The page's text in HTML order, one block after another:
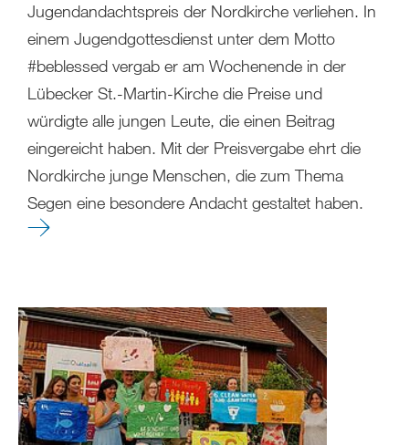
Jugendandachtspreis der Nordkirche verliehen. In
einem Jugendgottesdienst unter dem Motto
#beblessed vergab er am Wochenende in der
Lübecker St.-Martin-Kirche die Preise und
würdigte alle jungen Leute, die einen Beitrag
eingereicht haben. Mit der Preisvergabe ehrt die
Nordkirche junge Menschen, die zum Thema
Segen eine besondere Andacht gestaltet haben.